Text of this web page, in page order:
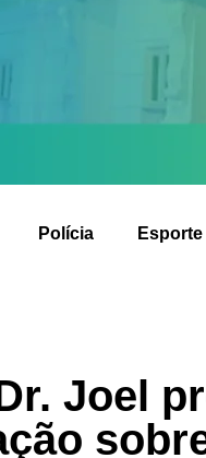
Polícia Esporte
Joel